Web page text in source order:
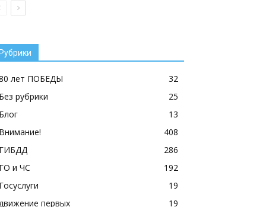
Рубрики
лет ПОБЕДЫ
32
Без рубрики
25
Блог
13
Внимание!
408
ГИБДД
286
ГО и ЧС
192
Госуслуги
19
первых
19